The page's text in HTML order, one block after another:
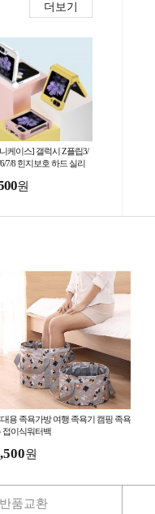
더보기
케이스] 갤럭시 Z플립3/
7/8 힌지보호 하드 실리
원
용 족욕가방 여행 족욕기 캠핑 족욕
접이식워터백
원
반품교환